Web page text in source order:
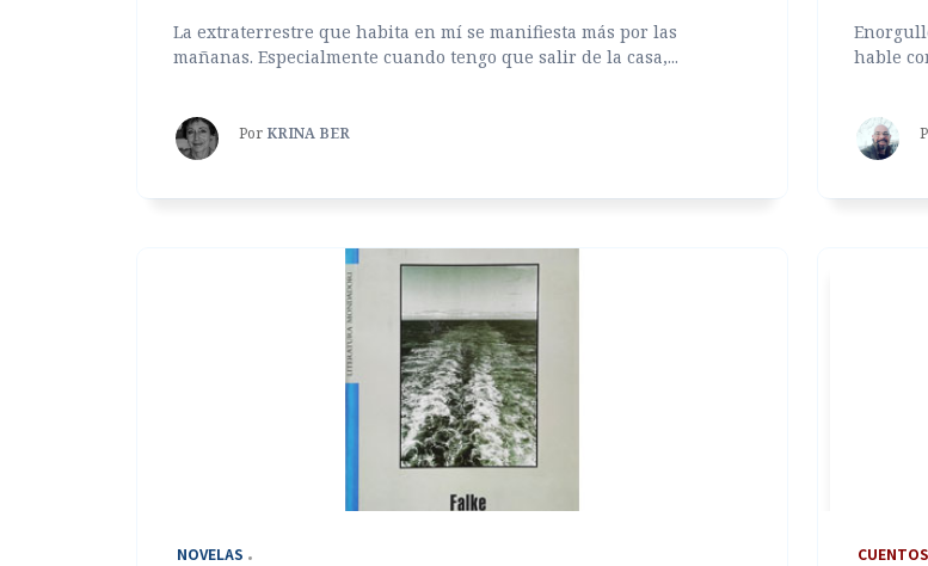
La extraterrestre que habita en mí se manifiesta más por las
mañanas. Especialmente cuando tengo que salir de la casa,...
Por KRINA BER
hable
‎ NOVELAS ‎ CUENTOS